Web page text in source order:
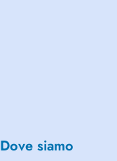
Dove siamo